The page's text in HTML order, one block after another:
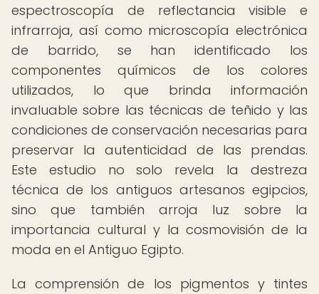
espectroscopía de reflectancia visible e
infrarroja, así como microscopía electrónica
de barrido, se han identificado los
componentes químicos de los colores
utilizados, lo que brinda información
invaluable sobre las técnicas de teñido y las
condiciones de conservación necesarias para
preservar la autenticidad de las prendas.
Este estudio no solo revela la destreza
técnica de los antiguos artesanos egipcios,
sino que también arroja luz sobre la
importancia cultural y la cosmovisión de la
moda en el Antiguo Egipto.
La comprensión de los pigmentos y tintes